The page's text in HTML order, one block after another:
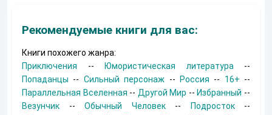
Рекомендуемые книги для вас:
Книги похожего жанра:
Приключения -- Юмористическая литература --
Попаданцы -- Сильный персонаж -- Россия -- 16+ --
Параллельная Вселенная -- Другой Мир -- Избранный --
Везунчик -- Обычный Человек-- Подросток--